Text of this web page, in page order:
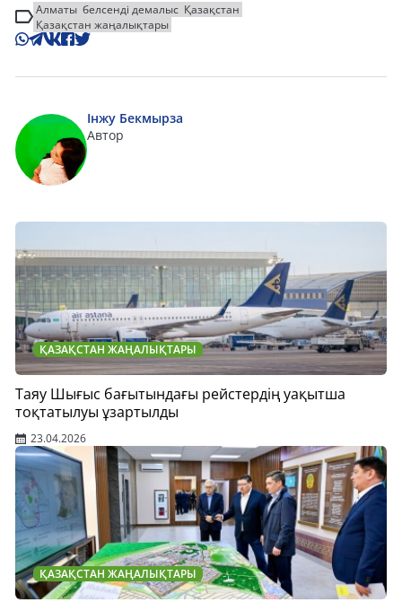
Алматы белсенді демалыс Қазақстан
Қазақстан жаңалықтары
Інжу Бекмырза
Автор
ҚАЗАҚСТАН ЖАҢАЛЫҚТАРЫ
Таяу Шығыс бағытындағы рейстердің уақытша
тоқтатылуы ұзартылды
23.04.2026
ҚАЗАҚСТАН ЖАҢАЛЫҚТАРЫ